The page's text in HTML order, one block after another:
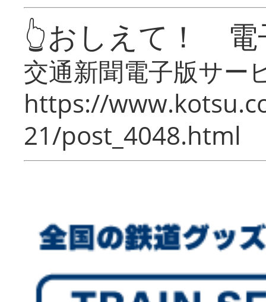
👆おしえて！ 電
交通新聞電子版サー
https://
21/post_4048.html